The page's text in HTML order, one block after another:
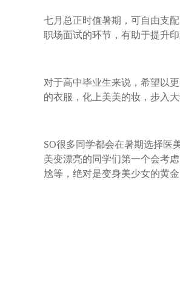
七月总正时值暑期，可自由支
职场面试的环节，有助于提升
对于高中毕业生来说，希望以
的衣服，化上美美的妆，步入大
SO很多同学都会在暑期选择医
美变漂亮的同学们第一个会考
尬等，绝对是变身美少女的黄金